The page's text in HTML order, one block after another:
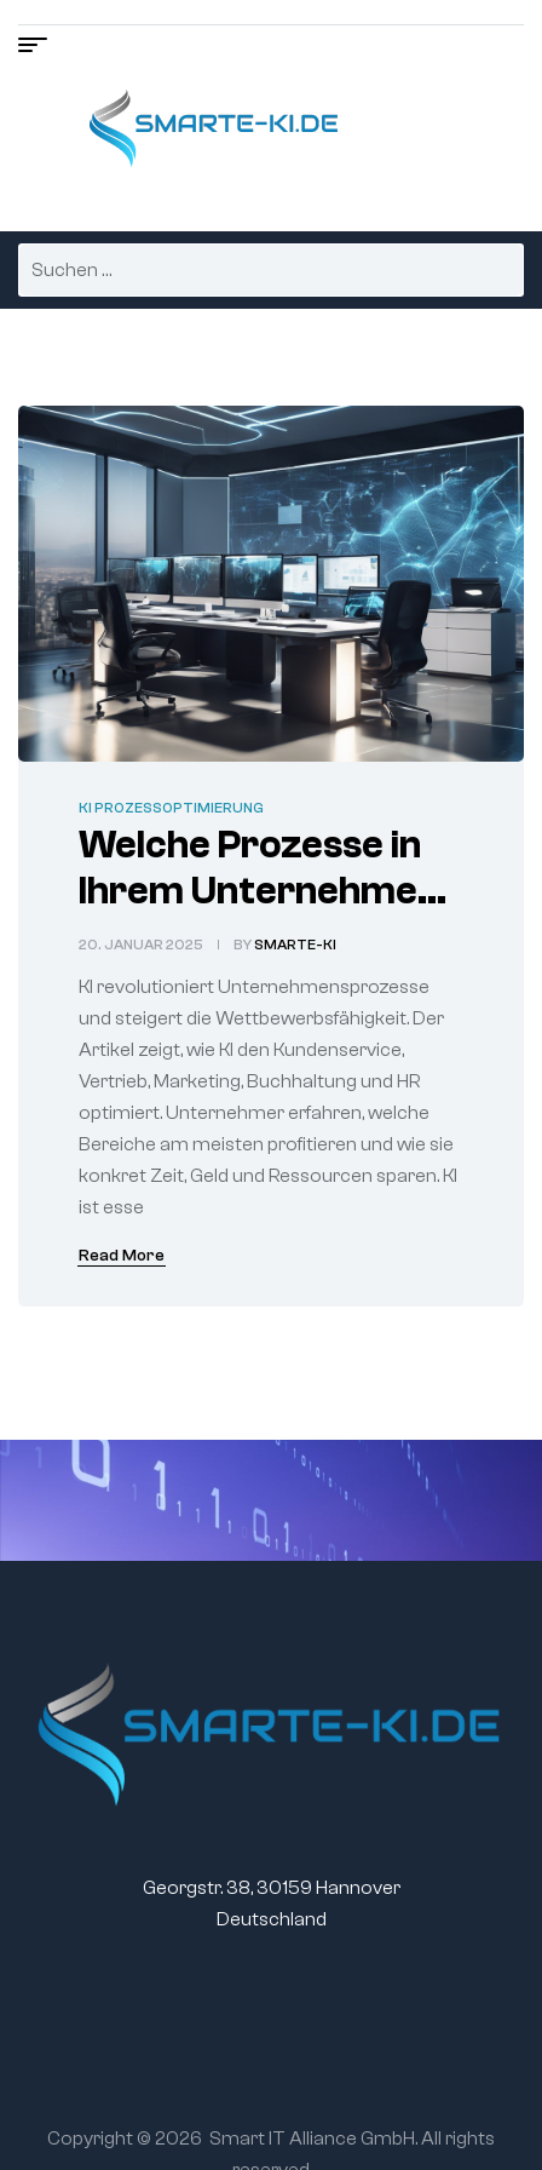
KI PROZESSOPTIMIERUNG
Welche Prozesse in
Ihrem Unternehmen
am meisten von KI
profitieren können.
20. JANUAR 2025 BYSMARTE-KI
KI revolutioniert Unternehmensprozesse
und steigert die Wettbewerbsfähigkeit. Der
Artikel zeigt, wie KI den Kundenservice,
Vertrieb, Marketing, Buchhaltung und HR
optimiert. Unternehmer erfahren, welche
Bereiche am meisten profitieren und wie sie
konkret Zeit, Geld und Ressourcen sparen. KI
ist esse
Read More
Georgstr. 38, 30159 Hannover
Deutschland
Copyright © 2026 Smart IT Alliance GmbH. All rights